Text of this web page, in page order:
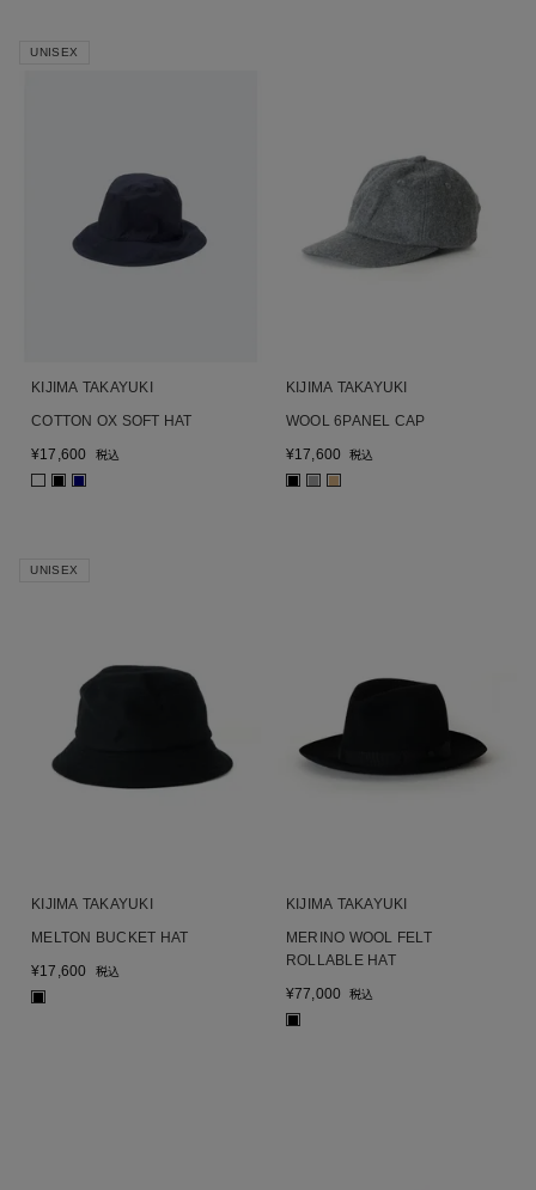
UNISEX
KIJIMA TAKAYUKI
COTTON OX SOFT HAT
¥17,600 税込
■ ■
KIJIMA TAKAYUKI
WOOL 6PANEL CAP
¥17,600 税込
■ ■ ■
UNISEX
KIJIMA TAKAYUKI
MELTON BUCKET HAT
¥17,600 税込
■
KIJIMA TAKAYUKI
MERINO WOOL FELT
ROLLABLE HAT
¥77,000 税込
■